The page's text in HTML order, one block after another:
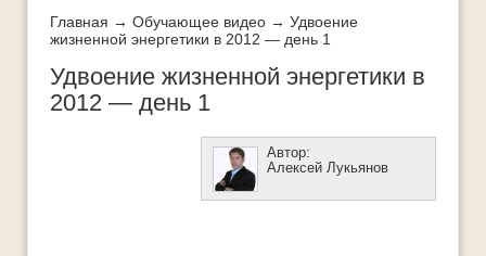
Истории успеха
Как легко и быстро похудеть
Главная → Обучающее видео → Удвоение
жизненной энергетики в 2012 — день 1
Удвоение жизненной энергетики в
2012 — день 1
Автор:
Алексей Лукьянов